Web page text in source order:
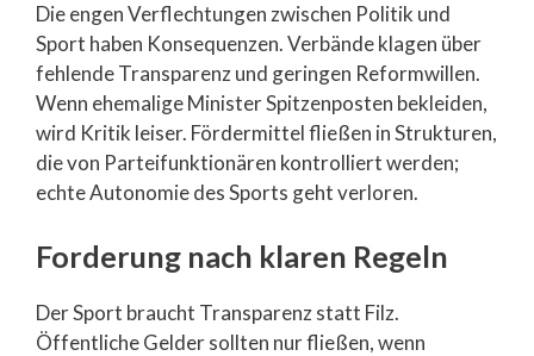
Die engen Verflechtungen zwischen Politik und
Sport haben Konsequenzen. Verbände klagen über
fehlende Transparenz und geringen Reformwillen.
Wenn ehemalige Minister Spitzenposten bekleiden,
wird Kritik leiser. Fördermittel fließen in Strukturen,
die von Parteifunktionären kontrolliert werden;
echte Autonomie des Sports geht verloren.
Forderung nach klaren Regeln
Der Sport braucht Transparenz statt Filz.
Öffentliche Gelder sollten nur fließen, wenn